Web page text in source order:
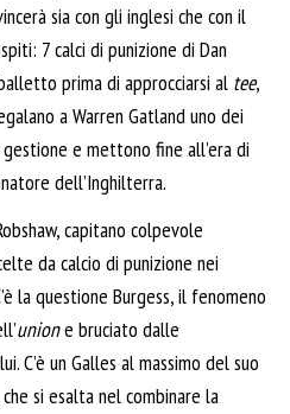
sia con gli inglesi che con il
7 calci di punizione di Dan
prima di approcciarsi al tee,
a Warren Gatland uno dei
e mettono fine all’era di
dell’Inghilterra.
capitano colpevole
da calcio di punizione nei
la questione Burgess, il fenomeno
unione bruciato dalle
C’è un Galles al massimo del suo
si esalta nel combinare la